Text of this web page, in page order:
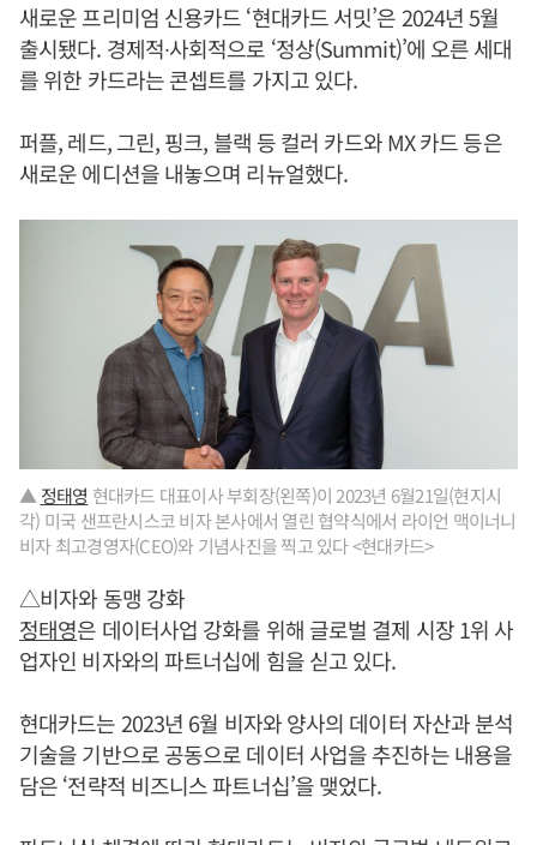
새로운 프리미엄 신용카드 ‘현대카드 서밋’은 2024년 5월
출시됐다. 경제적∙사회적으로 ‘정상(Summit)’에 오른 세대
를 위한 카드라는 콘셉트를 가지고 있다.
퍼플, 레드, 그린, 핑크, 블랙 등 컬러 카드와 MX 카드 등은
새로운 에디션을 내놓으며 리뉴얼했다.
▲정태영 현대카드 대표이사 부회장(왼쪽)이 2023년 6월21일(현지시
각) 미국 샌프란시스코 비자 본사에서 열린 협약식에서 라이언 맥이너니
비자 최고경영자(CEO)와 기념사진을 찍고 있다 <현대카드>
△비자와 동맹 강화
정태영은 데이터사업 강화를 위해 글로벌 결제 시장 1위 사
업자인 비자와의 파트너십에 힘을 싣고 있다.
현대카드는 2023년 6월 비자와 양사의 데이터 자산과 분석
기술을 기반으로 공동으로 데이터 사업을 추진하는 내용을
담은 ‘전략적 비즈니스 파트너십’을 맺었다.